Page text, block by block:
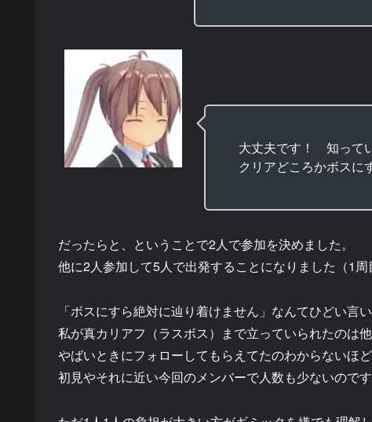
大丈夫です！ 知って
クリアどころかボスに
だったらと、ということで2人で参加を決めました。
他に2人参加して5人で出発することになりました（1周
「ボスにすら絶対に辿り着けません」なんてひどい言い
私が真カリアフ（ラスボス）まで立っていられたのは
やばいときにフォローしてもらえてたのわからないほど
初見やそれに近い今回のメンバーで人数も少ないので